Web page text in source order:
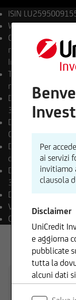
ISIN
WKN A3D9CT
Compagnia di
management
Invest Lux S.A.
Tipo di prodotto
multi-asset
Data di lancio
30.06.2023
Data di Pagamento
Open End
Destinazione dei
distribuzione
Data di lancio del
30.06.2023
Divisa di
Valuta del fondo
Classificazione SFDR
PANORAMICA
Invest
Per
ai servizi
invitiamo
clausola
Disclaimer
UniCredit
e aggiorna
pubblicate
tutta la
alcuni dati
loro